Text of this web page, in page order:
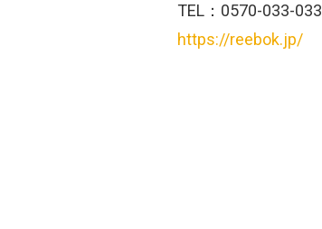
TEL：0570-033-033
https://reebok.jp/